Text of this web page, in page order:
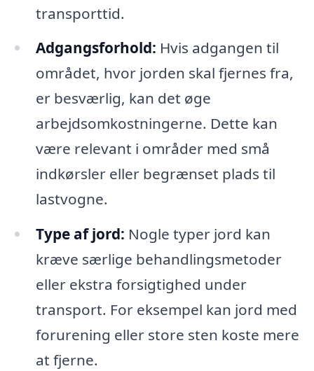
transporttid.
Adgangsforhold: Hvis adgangen til
området, hvor jorden skal fjernes fra,
er besværlig, kan det øge
arbejdsomkostningerne. Dette kan
være relevant i områder med små
indkørsler eller begrænset plads til
lastvogne.
Type af jord: Nogle typer jord kan
kræve særlige behandlingsmetoder
eller ekstra forsigtighed under
transport. For eksempel kan jord med
forurening eller store sten koste mere
at fjerne.